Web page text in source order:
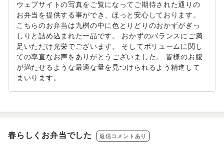
ウェブサイトの写真をご覧になってご期待された通りの
お弁当を提供する事ができ、ほっと安心しております。
こちらのお弁当は九桝の中に色とりどりのおかずがぎっ
しりと詰め込まれた一品です。 おかずのバランスにご満
足いただけ光栄でございます。 そしてボリュームに関し
ての率直なお声をありがとうございました。 皆様のお腹
が満たせるような最適な量を見つけられるよう精進して
まいります。
春らしくお弁当でした 返信コメントあり